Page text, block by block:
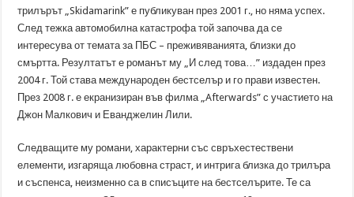
трилърът „Skidamarink” е публикуван през 2001 г., но няма успех.
След тежка автомобилна катастрофа той започва да се
интересува от темата за ПБС – преживяванията, близки до
смъртта. Резултатът е романът му „И след това…” издаден през
2004 г. Той става международен бестселър и го прави известен.
През 2008 г. е екранизиран във филма „Afterwards” с участието на
Джон Малкович и Еванджелин Лили.
Следващите му романи, характерни със свръхестествени
елементи, изгаряща любовна страст, и интрига близка до трилъра
и съспенса, неизменно са в списъците на бестселърите. Те са